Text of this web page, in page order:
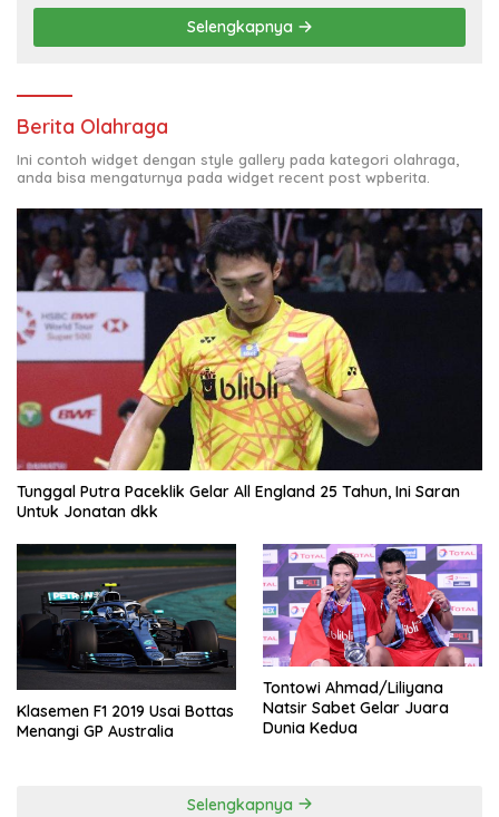
Selengkapnya
Berita Olahraga
Ini contoh widget dengan style gallery pada kategori olahraga,
anda bisa mengaturnya pada widget recent post wpberita.
Tunggal Putra Paceklik Gelar All England 25 Tahun, Ini Saran
Untuk Jonatan dkk
Klasemen F1 2019 Usai Bottas
Menangi GP Australia
Tontowi Ahmad/Liliyana
Natsir Sabet Gelar Juara
Dunia Kedua
Selengkapnya